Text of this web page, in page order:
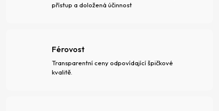
přístup a doložená účinnost
Férovost
Transparentní ceny odpovídající špičkové
kvalitě.